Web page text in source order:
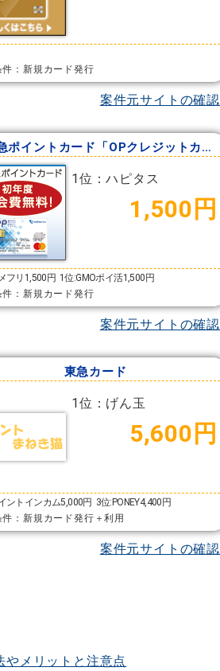
件：新規カード発行
案件元サイトの確認
小田急ポイントカード「OPクレジットカード」
1位：ハピタス
1,500円
フリ1,500円 1位:GMOポイ活1,500円
件：新規カード発行
案件元サイトの確認
東急カード
1位：げん玉
5,600円
ントインカム5,000円 3位:PONEY4,400円
件：新規カード発行＋利用
案件元サイトの確認
メリットと注意点